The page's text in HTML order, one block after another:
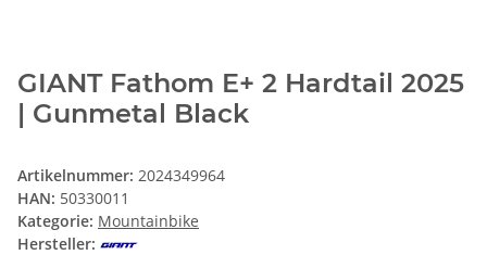
GIANT Fathom E+ 2 Hardtail 2025
| Gunmetal Black
Artikelnummer: 2024349964
HAN: 50330011
Kategorie: Mountainbike
Hersteller: